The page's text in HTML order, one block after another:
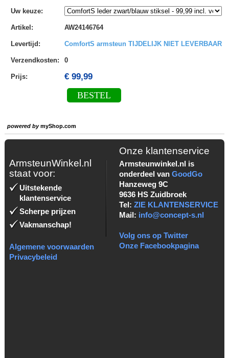
Uw keuze:
Artikel : AW24146764
Levertijd : ComfortS armsteun TIJDELIJK NIET LEVERBAAR
Verzendkosten: 0
Prijs: € 99,99
BESTEL
powered bymyShop.com
ArmsteunWinkel.nl
staat voor:
Uitstekende
klantenservice
Scherpe prijzen
Vakmanschap!
Algemene voorwaarden
Privacybeleid
Onze klantenservice
Armsteunwinkel.nl is
onderdeel van GoodGo
Hanzeweg 9C
9636 HS Zuidbroek
Tel: ZIE KLANTENSERVICE
Mail: info@concept-s.nl
Volg ons op Twitter
Onze Facebookpagina